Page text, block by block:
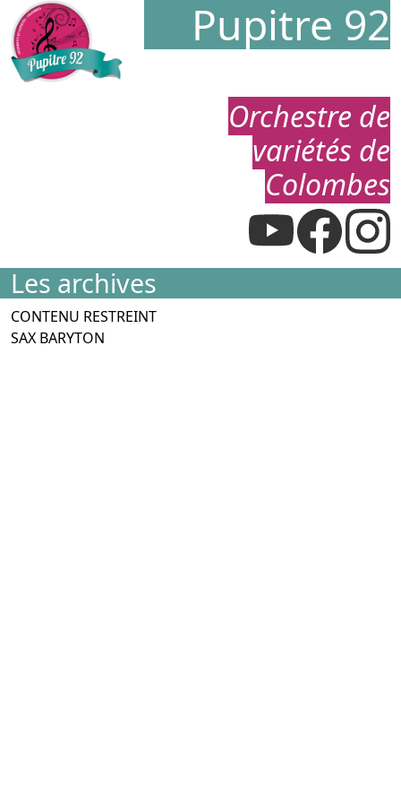
Pupitre 92
Orchestre de
variétés de
Colombes
Les archives
CONTENU RESTREINT
SAX BARYTON